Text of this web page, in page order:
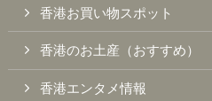
香港お買い物スポット
香港のお土産（おすすめ）
香港エンタメ情報